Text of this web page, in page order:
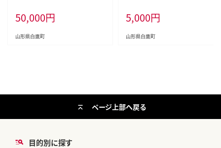
50,000円
山形県白鷹町
5,000円
山形県白鷹町
目的別に探す
ページ上部へ戻る